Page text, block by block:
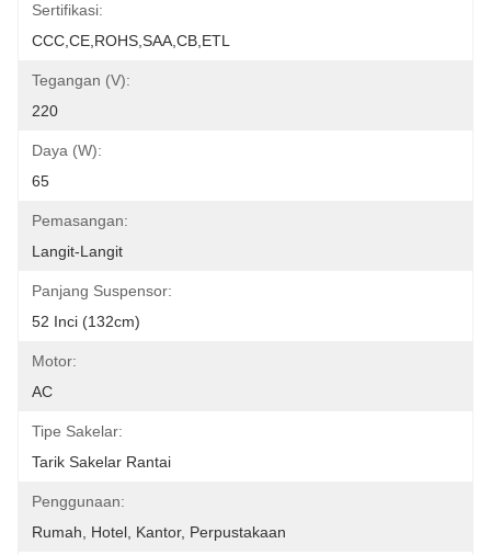
Sertifikasi:
CCC,CE,ROHS,SAA,CB,ETL
Tegangan (V):
220
Daya (W):
65
Pemasangan:
Langit-Langit
Panjang Suspensor:
52 Inci (132cm)
Motor:
AC
Tipe Sakelar:
Tarik Sakelar Rantai
Penggunaan:
Rumah, Hotel, Kantor, Perpustakaan